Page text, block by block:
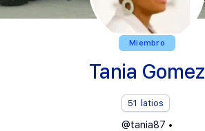
Miembro
Tania Gomez
51 latios
@tania87 •